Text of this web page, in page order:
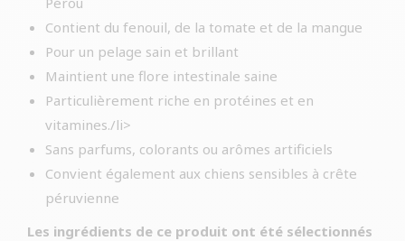
Contient du fenouil, de la tomate et de la mangue
Pour un pelage sain et brillant
Maintient une flore intestinale saine
Particulièrement riche en protéines et en
vitamines./li>
Sans parfums, colorants ou arômes artificiels
Convient également aux chiens sensibles à crête
péruvienne
Les ingrédients de ce produit ont été sélectionnés